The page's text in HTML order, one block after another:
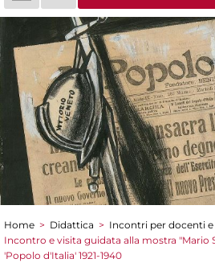
Tu sei qui
Home > Didattica > Incontri per docenti
Incontro e visita guidata alla mostra "Mario
'Popolo d'Italia' 1921-1940